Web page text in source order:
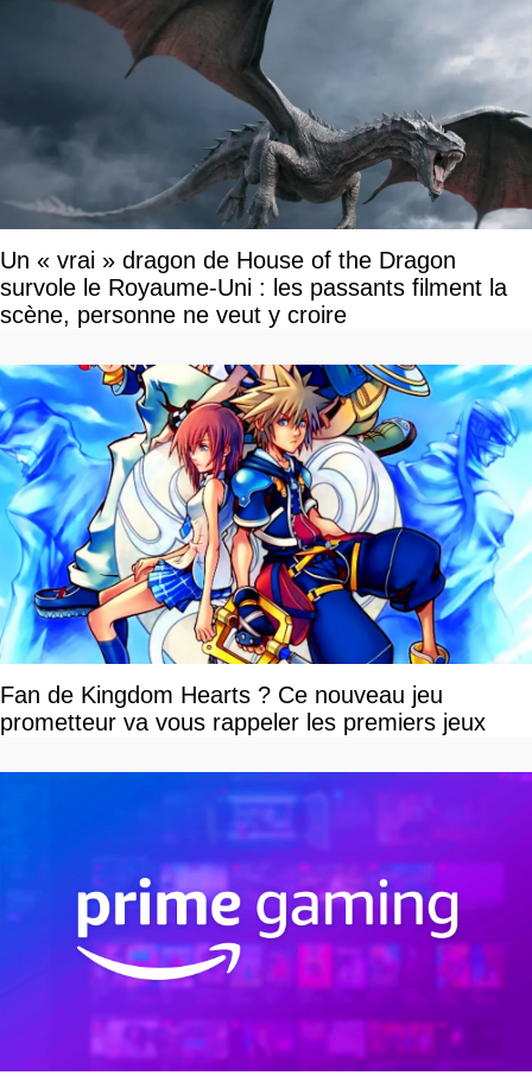
Un « vrai » dragon de House of the Dragon
survole le Royaume-Uni : les passants filment la
scène, personne ne veut y croire
Fan de Kingdom Hearts ? Ce nouveau jeu
prometteur va vous rappeler les premiers jeux